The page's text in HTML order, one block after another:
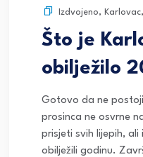
Izdvojeno, Karlovac,
Što je
obilježilo
Gotovo da ne
prosinca ne osvrne
prisjeti svih lijepih,
obilježili godinu.